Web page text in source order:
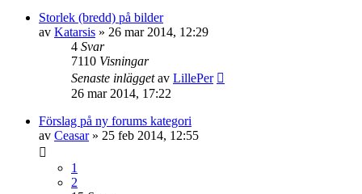
Storlek (bredd) på bilder
av Katarsis » 26 mar 2014, 12:29
4 Svar
7110 Visningar
Senaste inläggetav LillePer
26 mar 2014, 17:22
Förslag på ny forums kategori
av Ceasar» 25 feb 2014, 12:55
1
2